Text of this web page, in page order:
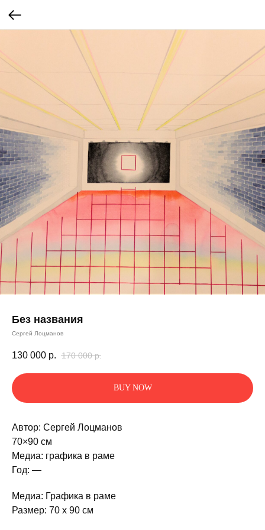
Без названия
Сергей Лоцманов
130 000 р. 170 000 р.
BUY NOW
Автор: Сергей Лоцманов
70×90 см
Медиа: графика в раме
Год: —
Медиа: Графика в раме
Размер: 70 x 90 см